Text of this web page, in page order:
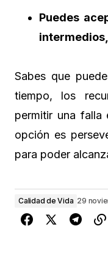
Puedes
Sabes que
tiempo, los
permitir una falla
opción es
para poder
Calidad de Vida 29